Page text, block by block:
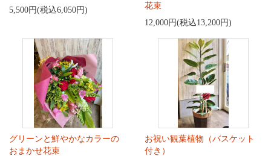
5,500円(税込6,050円)
花束
12,000円(税込13,200円)
グリーンと鮮やかなカラーの
おまかせ花束
お祝い観葉植物（バスケット
付き）